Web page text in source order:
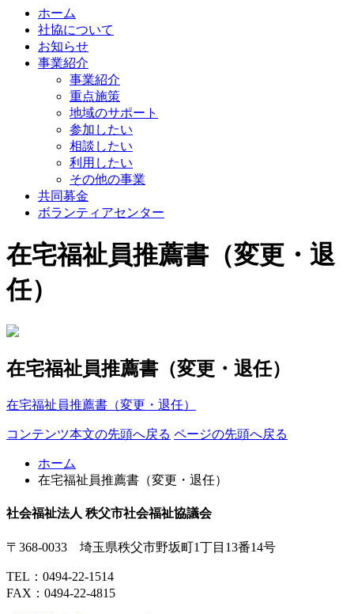
ホーム
社協について
お知らせ
事業紹介
事業紹介
重点施策
地域のサポート
参加したい
相談したい
利用したい
その他の事業
共同募金
ボランティアセンター
在宅福祉員推薦書（変更・退
任）
在宅福祉員推薦書（変更・退任）
在宅福祉員推薦書（変更・退任）
コンテンツ本文の先頭へ戻る ページの先頭へ戻る
ホーム
在宅福祉員推薦書（変更・退任）
社会福祉法人 秩父市社会福祉協議会
〒368-0033 埼玉県秩父市野坂町1丁目13番14号
TEL： 0494-22-1514
FAX：0494-22-4815